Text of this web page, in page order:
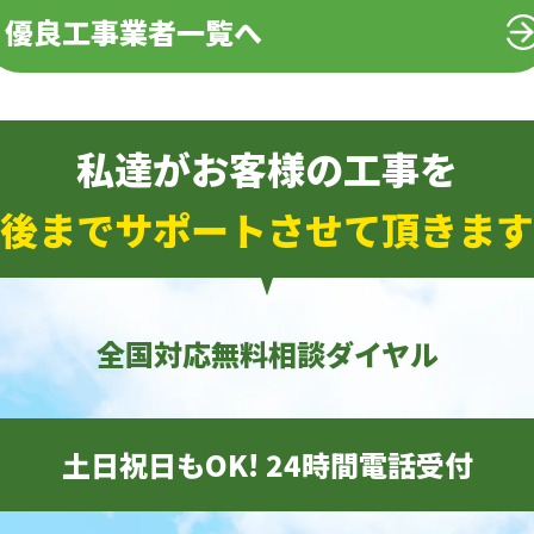
優良工事業者一覧へ
私達がお客様の工事を
までサポートさせて頂きま
全国対応無料相談ダイヤル
土日祝日もOK! 24時間電話受付